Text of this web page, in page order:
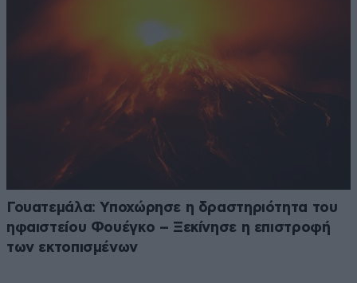
Γουατεμάλα: Υποχώρησε η δραστηριότητα του
ηφαιστείου Φουέγκο – Ξεκίνησε η επιστροφή
των εκτοπισμένων